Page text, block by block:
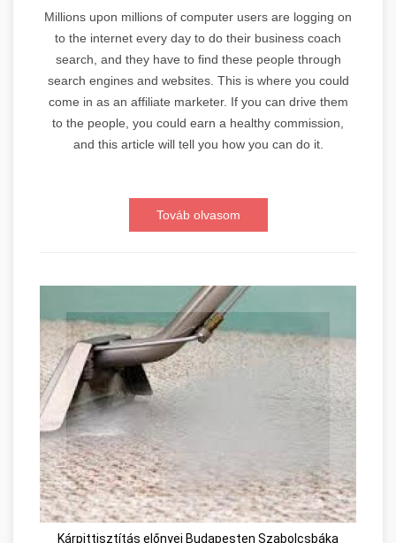
Millions upon millions of computer users are logging on
to the internet every day to do their business coach
search, and they have to find these people through
search engines and websites. This is where you could
come in as an affiliate marketer. If you can drive them
to the people, you could earn a healthy commission,
and this article will tell you how you can do it.
Továb olvasom
Kárpittisztítás előnyei Budapesten Szabolcsbáka